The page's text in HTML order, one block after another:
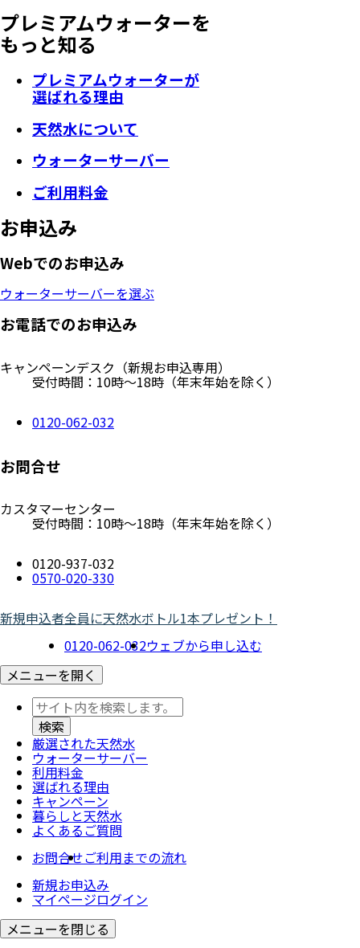
プレミアムウォーターを
もっと知る
プレミアムウォーターが
選ばれる理由
天然水について
ウォーターサーバー
ご利用料金
お申込み
Webでのお申込み
ウォーターサーバーを選ぶ
お電話でのお申込み
キャンペーンデスク （新規お申込専用）
受付時間：10時～18時（年末年始を除く）
0120-062-032
お問合せ
カスタマーセンター
受付時間：10時～18時（年末年始を除く）
0120-937-032
0570-020-330
新規申込者全員に天然水ボトル1本プレゼント！
0120-062-032ウェブから申し込む
メニューを開く
厳選された天然水
ウォーターサーバー
利用料金
選ばれる理由
キャンペーン
暮らしと天然水
よくあるご質問
お問合せご利用までの流れ
新規お申込み
マイページログイン
メニューを閉じる